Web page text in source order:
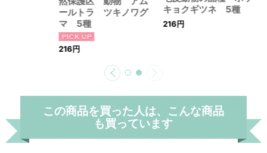
ールトラ ツキノワグ
マ 5種
216円
キョクギツネ 5種
216円
この商品を買った人は、こんな商品
も買っています